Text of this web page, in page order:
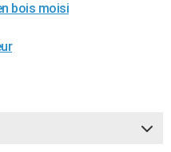
bois moisi